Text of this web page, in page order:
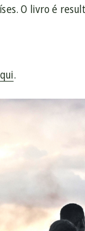
O livro é
.